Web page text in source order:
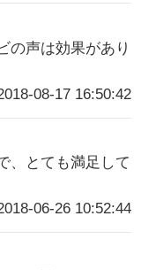
の声は効果があり
08-17 16:50:42
、とても満足して
06-26 10:52:44